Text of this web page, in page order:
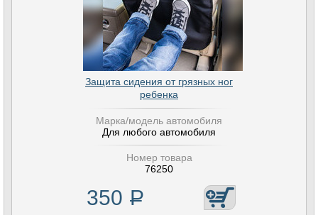
Защита сидения от грязных ног
ребенка
Марка/модель автомобиля
Для любого автомобиля
Номер товара
76250
350 Р